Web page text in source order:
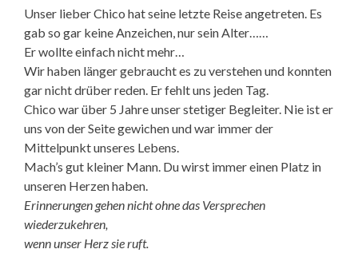
Unser lieber Chico hat seine letzte Reise angetreten. Es
gab so gar keine Anzeichen, nur sein Alter……
Er wollte einfach nicht mehr…
Wir haben länger gebraucht es zu verstehen und konnten
gar nicht drüber reden. Er fehlt uns jeden Tag.
Chico war über 5 Jahre unser stetiger Begleiter. Nie ist er
uns von der Seite gewichen und war immer der
Mittelpunkt unseres Lebens.
Mach’s gut kleiner Mann. Du wirst immer einen Platz in
unseren Herzen haben.
Erinnerungen gehen nicht ohne das Versprechen
wiederzukehren,
wenn unser Herz sie ruft.